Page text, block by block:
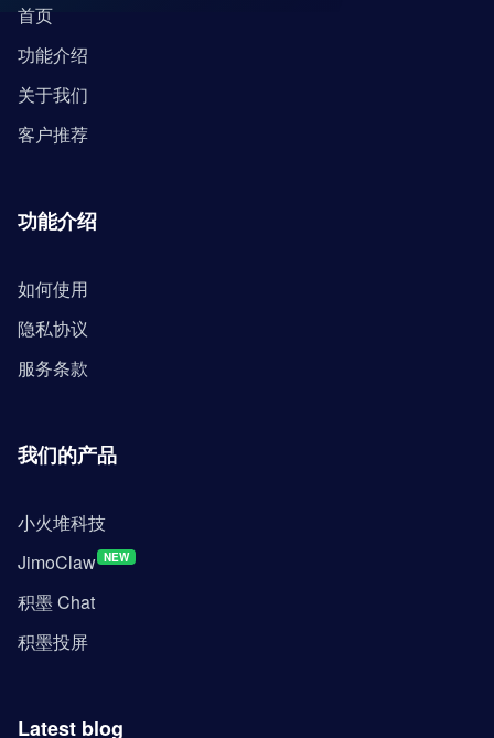
首页
功能介绍
关于我们
客户推荐
功能介绍
如何使用
隐私协议
服务条款
我们的产品
小火堆科技
JimoClaw NEW
积墨 Chat
积墨投屏
Latest blog